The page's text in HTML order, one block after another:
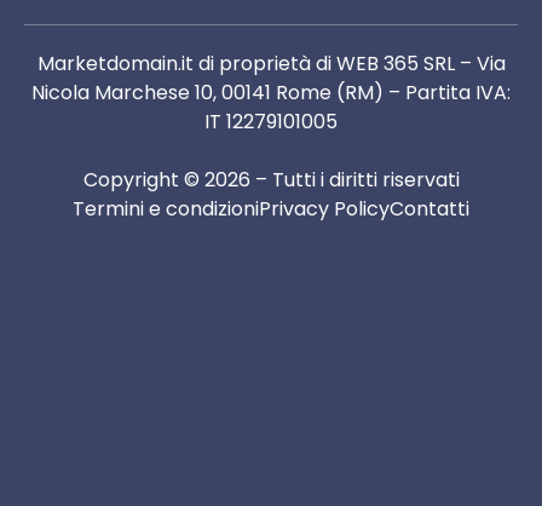
Marketdomain.it di proprietà di WEB 365 SRL – Via
Nicola Marchese 10, 00141 Rome (RM) – Partita IVA:
IT 12279101005
Copyright © 2026 – Tutti i diritti riservati
Termini e condizioniPrivacy PolicyContatti